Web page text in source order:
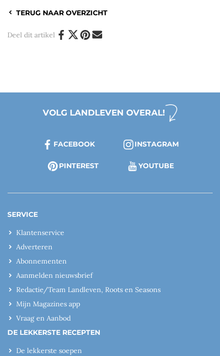
TERUG NAAR OVERZICHT
Deel dit artikel
VOLG LANDLEVEN OVERAL!
FACEBOOK INSTAGRAM
PINTEREST YOUTUBE
SERVICE
Klantenservice
Adverteren
Abonnementen
Aanmelden nieuwsbrief
Redactie/Team Landleven, Roots en Seasons
Mijn Magazines app
Vraag en Aanbod
DE LEKKERSTE RECEPTEN
De lekkerste soepen